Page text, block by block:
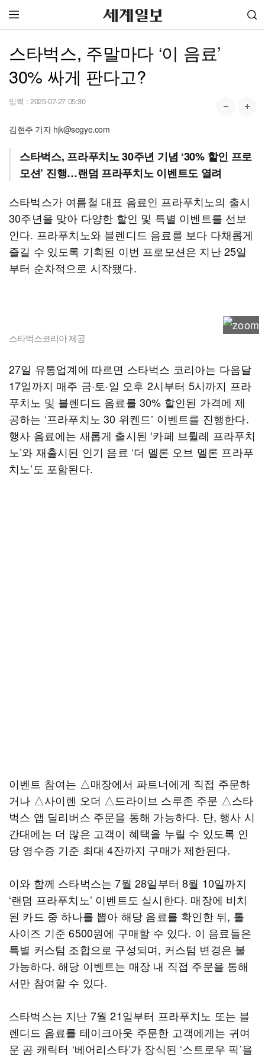
스타벅스, 주말마다 ‘이 음료’
30% 싸게 판다고?
입력 : 2025-07-27 05:30
김현주 기자 hjk@segye.com
스타벅스, 프라푸치노 30주년 기념 ‘30% 할인 프로
모션’ 진행…랜덤 프라푸치노 이벤트도 열려
스타벅스가 여름철 대표 음료인 프라푸치노의 출시
30주년을 맞아 다양한 할인 및 특별 이벤트를 선보
인다. 프라푸치노와 블렌디드 음료를 보다 다채롭게
즐길 수 있도록 기획된 이번 프로모션은 지난 25일
부터 순차적으로 시작됐다.
스타벅스코리아 제공
27일 유통업계에 따르면 스타벅스 코리아는 다음달
17일까지 매주 금·토·일 오후 2시부터 5시까지 프라
푸치노 및 블렌디드 음료를 30% 할인된 가격에 제
공하는 ‘프라푸치노 30 위켄드’ 이벤트를 진행한다.
행사 음료에는 새롭게 출시된 ‘카페 브륄레 프라푸치
노’와 재출시된 인기 음료 ‘더 멜론 오브 멜론 프라푸
치노’도 포함된다.
이벤트 참여는 △매장에서 파트너에게 직접 주문하
거나 △사이렌 오더 △드라이브 스루존 주문 △스타
벅스 앱 딜리버스 주문을 통해 가능하다. 단, 행사 시
간대에는 더 많은 고객이 혜택을 누릴 수 있도록 인
당 영수증 기준 최대 4잔까지 구매가 제한된다.
이와 함께 스타벅스는 7월 28일부터 8월 10일까지
‘랜덤 프라푸치노’ 이벤트도 실시한다. 매장에 비치
된 카드 중 하나를 뽑아 해당 음료를 확인한 뒤, 톨
사이즈 기준 6500원에 구매할 수 있다. 이 음료들은
특별 커스텀 조합으로 구성되며, 커스텀 변경은 불
가능하다. 해당 이벤트는 매장 내 직접 주문을 통해
서만 참여할 수 있다.
스타벅스는 지난 7월 21일부터 프라푸치노 또는 블
렌디드 음료를 테이크아웃 주문한 고객에게는 귀여
운 곰 캐릭터 ‘베어리스타’가 장식된 ‘스트로우 픽’을